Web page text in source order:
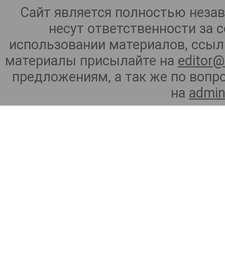
Сайт является полностью
несут ответственности
использовании материалов,
материалы присылайте на
предложениям, а так же по
на